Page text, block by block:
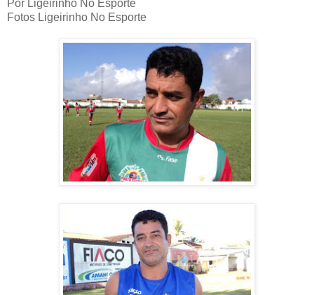
Por Ligeirinho No Esporte
Fotos Ligeirinho No Esporte